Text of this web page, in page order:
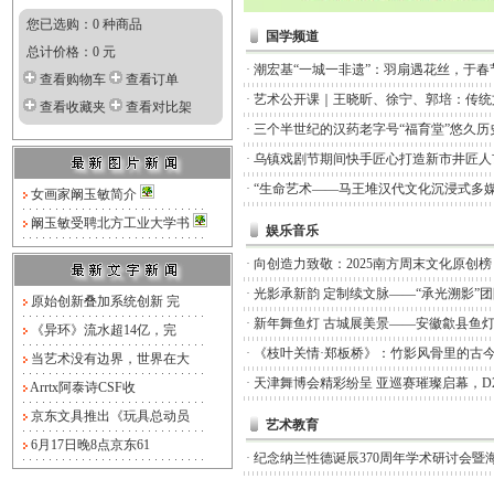
您已选购：0 种商品
总计价格：0 元
查看购物车
查看订单
查看收藏夹
查看对比架
女画家阚玉敏简介
阚玉敏受聘北方工业大学书
原始创新叠加系统创新 完
《异环》流水超14亿，完
当艺术没有边界，世界在大
Arrtx阿泰诗CSF收
京东文具推出《玩具总动员
6月17日晚8点京东61
国学频道
· 潮宏基“一城一非遗”：羽扇遇花丝，于
· 艺术公开课｜王晓昕、徐宁、郭培：传
· 三个半世纪的汉药老字号“福育堂”悠久历
· 乌镇戏剧节期间快手匠心打造新市井匠
· “生命艺术——马王堆汉代文化沉浸式多
娱乐音乐
· 向创造力致敬：2025南方周末文化原创
· 光影承新韵 定制续文脉——“承光溯影”
· 新年舞鱼灯 古城展美景——安徽歙县鱼
·
《枝叶关情·郑板桥》：竹影风骨里的古
· 天津舞博会精彩纷呈 亚巡赛璀璨启幕，
艺术教育
· 纪念纳兰性德诞辰370周年学术研讨会暨